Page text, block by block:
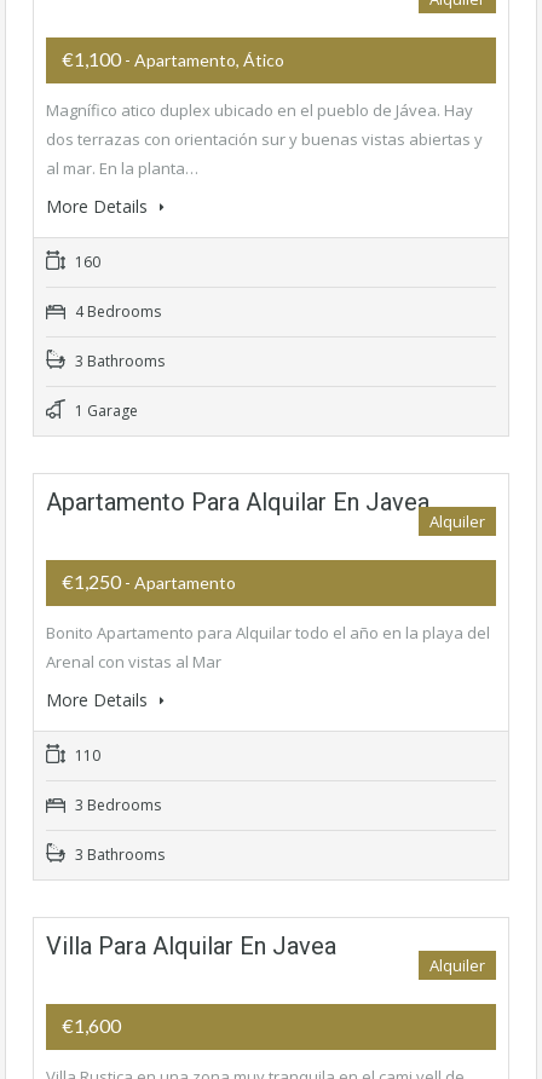
€1,100 - Apartamento, Ático
Magnífico atico duplex ubicado en el pueblo de Jávea. Hay
dos terrazas con orientación sur y buenas vistas abiertas y
al mar. En la planta…
More Details
160
4 Bedrooms
3 Bathrooms
1 Garage
Apartamento Para Alquilar En Javea
Alquiler
€1,250 - Apartamento
Bonito Apartamento para Alquilar todo el año en la playa del
Arenal con vistas al Mar
More Details
110
3 Bedrooms
3 Bathrooms
Villa Para Alquilar En Javea
Alquiler
€1,600